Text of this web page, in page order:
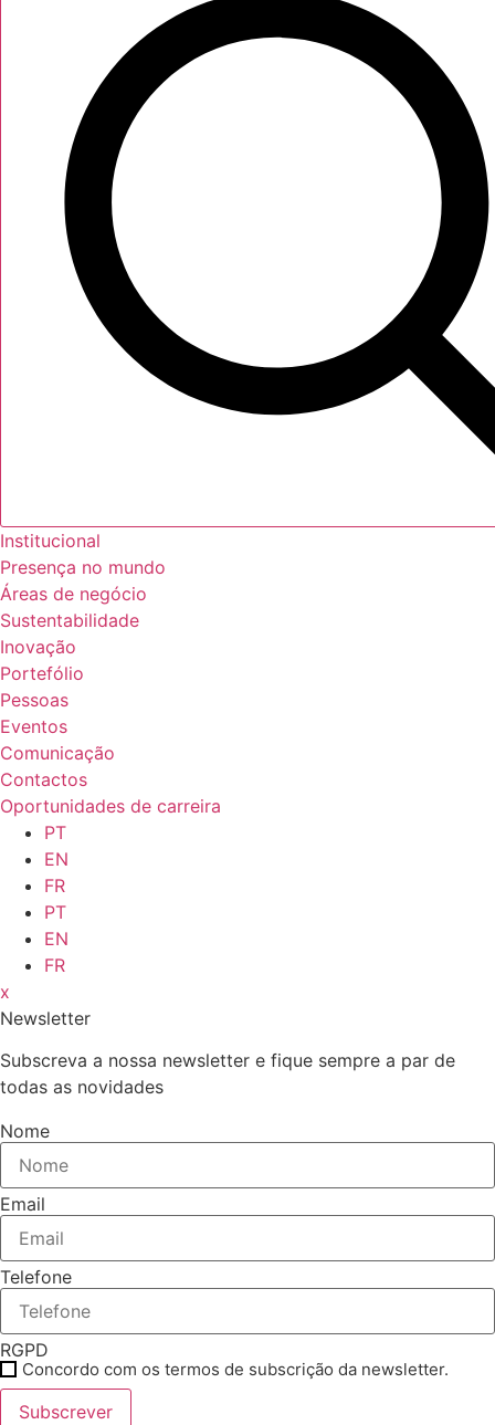
Institucional
Presença no mundo
Áreas de negócio
Sustentabilidade
Inovação
Portefólio
Pessoas
Eventos
Comunicação
Contactos
Oportunidades de carreira
PT
EN
FR
PT
EN
FR
x
Newsletter
Subscreva a nossa newsletter e fique sempre a par de
todas as novidades
Nome
Email
Telefone
RGPD
Concordo com os termos de subscrição da newsletter.
Subscrever